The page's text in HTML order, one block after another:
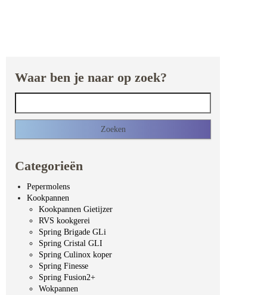
Waar ben je naar op zoek?
Categorieën
Pepermolens
Kookpannen
Kookpannen Gietijzer
RVS kookgerei
Spring Brigade GLi
Spring Cristal GLI
Spring Culinox koper
Spring Finesse
Spring Fusion2+
Wokpannen